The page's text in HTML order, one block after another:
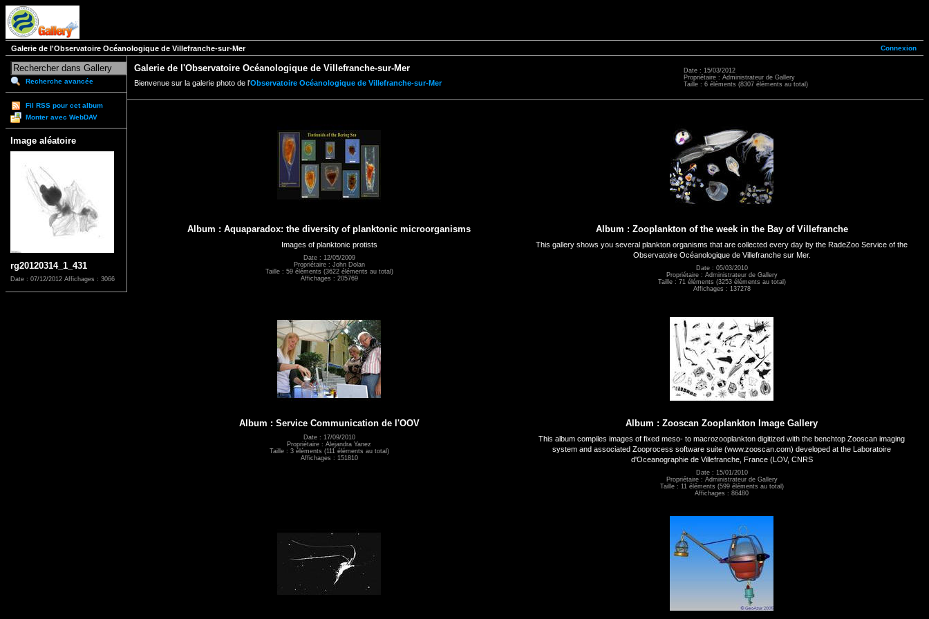
Connexion
Galerie de l'Observatoire Océanologique de Villefranche-sur-Mer
Recherche avancée
Fil RSS pour cet album
Monter avec WebDAV
Image aléatoire
rg20120314_1_431
Date : 07/12/2012 Affichages : 3066
Galerie de l'Observatoire Océanologique de Villefranche-sur-Mer
Bienvenue sur la galerie photo de l'Observatoire Océanologique de Villefranche-sur-Mer
Date : 15/03/2012
Propriétaire : Administrateur de Gallery
Taille : 6 éléments (8307 éléments au total)
Album : Aquaparadox: the diversity of planktonic microorganisms
Images of planktonic protists
Date : 12/05/2009
Propriétaire : John Dolan
Taille : 59 éléments (3622 éléments au total)
Affichages : 205769
Album : Zooplankton of the week in the Bay of Villefranche
This gallery shows you several plankton organisms that are collected every day by the RadeZoo Service of the
Observatoire Océanologique de Villefranche sur Mer.
Date : 05/03/2010
Propriétaire : Administrateur de Gallery
Taille : 71 éléments (3253 éléments au total)
Affichages : 137278
Album : Service Communication de l'OOV
Date : 17/09/2010
Propriétaire : Alejandra Yanez
Taille : 3 éléments (111 éléments au total)
Affichages : 151810
Album : Zooscan Zooplankton Image Gallery
This album compiles images of fixed meso- to macrozooplankton digitized with the benchtop Zooscan imaging
system and associated Zooprocess software suite (www.zooscan.com) developed at the Laboratoire
d'Oceanographie de Villefranche, France (LOV, CNRS
Date : 15/01/2010
Propriétaire : Administrateur de Gallery
Taille : 11 éléments (599 éléments au total)
Affichages : 86480